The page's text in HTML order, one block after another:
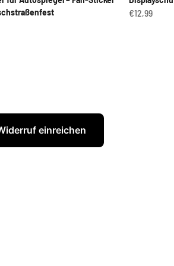
Angebot
€12,99
einreichen